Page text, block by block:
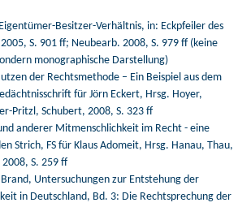
Besitzer-Verhältnis, in: Eckpfeiler des
S. 901 ff; Neubearb. 2008, S. 979 ff (keine
monographische Darstellung)
der Rechtsmethode – Ein Beispiel aus dem
für Jörn Eckert, Hrsg. Hoyer,
Pritzl, Schubert, 2008, S. 323 ff
anderer Mitmenschlichkeit im Recht - eine
Strich, FS für Klaus Adomeit, Hrsg. Hanau, Thau,
S. 259 ff
Brand, Untersuchungen zur Entstehung der
in Deutschland, Bd. 3: Die Rechtsprechung der